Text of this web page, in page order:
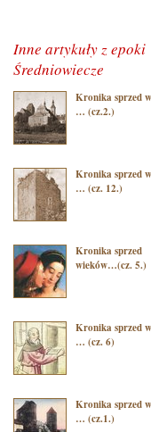
Inne artykuły z epoki
Średniowiecze
Kronika sprzed wieków
… (cz.2.)
Kronika sprzed wieków
… (cz. 12.)
Kronika sprzed
wieków…(cz. 5.)
Kronika sprzed wieków
… (cz. 6)
Kronika sprzed wieków
… (cz.1.)